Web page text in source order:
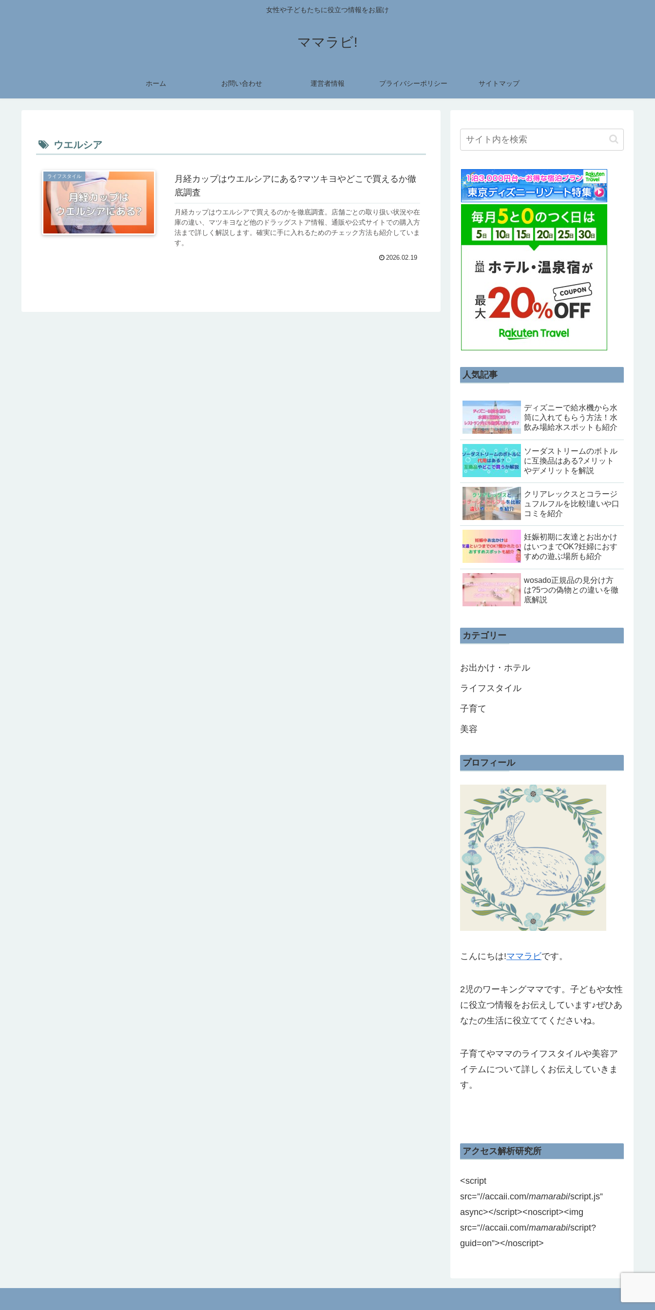
女性や子どもたちに役立つ情報をお届け
ママラビ!
ホーム お問い合わせ 運営者情報 プライバシーポリシー サイトマップ
ウエルシア
ライフスタイル
月経カップはウエルシアにある?マツキヨやどこで買えるか徹
底調査
月経カップはウエルシアで買えるのかを徹底調査。店舗ごとの取り扱い状況や在
庫の違い、マツキヨなど他のドラッグストア情報、通販や公式サイトでの購入方
法まで詳しく解説します。確実に手に入れるためのチェック方法も紹介していま
す。
2026.02.19
人気記事
ディズニーで給水機から水
筒に入れてもらう方法！水
飲み場給水スポットも紹介
ソーダストリームのボトル
に互換品はある?メリット
やデメリットを解説
クリアレックスとコラージ
ュフルフルを比較!違いや口
コミを紹介
妊娠初期に友達とお出かけ
はいつまでOK?妊婦におす
すめの遊ぶ場所も紹介
wosado正規品の見分け方
は?5つの偽物との違いを徹
底解説
カテゴリー
お出かけ・ホテル
ライフスタイル
子育て
美容
プロフィール
こんにちは!ママラビです。
2児のワーキングママです。子どもや女性
に役立つ情報をお伝えしています♪ぜひあ
なたの生活に役立ててくださいね。
子育てやママのライフスタイルや美容ア
イテムについて詳しくお伝えしていきま
す。
アクセス解析研究所
<script
src=”//accaii.com/mamarabi/script.js”
async></script><noscript><img
src=”//accaii.com/mamarabi/script?
guid=on”></noscript>